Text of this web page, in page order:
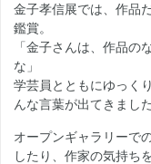
金子孝信展では、作品
鑑賞。
「金子さんは、作品の
な」
学芸員とともにゆっく
んな言葉が出てきました
オープンギャラリーで
したり、作家の気持ち